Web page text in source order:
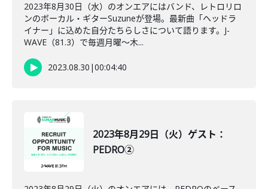
2023年8月30日（水）のオンエアにはバンド、レトロリロ
ンのボーカル・ギターSuzuneが登場。最新曲「ヘッドラ
イナー」に込めた自分たちらしさについて語ります。J-
WAVE（81.3）で毎週月曜～木...
2023.08.30 |00:04:40
2023年8月29日（火）ゲスト：
PEDRO②